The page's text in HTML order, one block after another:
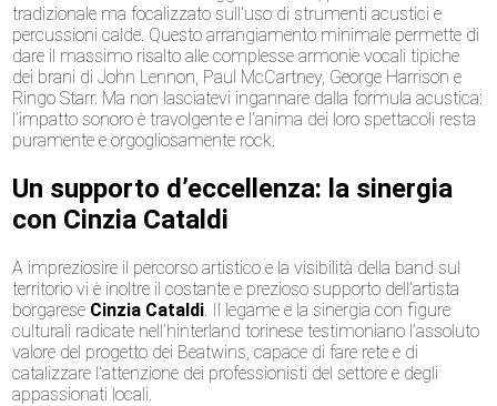
tradizionale ma focalizzato sull’uso di strumenti acustici e
percussioni calde. Questo arrangiamento minimale permette di
dare il massimo risalto alle complesse armonie vocali tipiche
dei brani di John Lennon, Paul McCartney, George Harrison e
Ringo Starr. Ma non lasciatevi ingannare dalla formula acustica:
l’impatto sonoro è travolgente e l’anima dei loro spettacoli resta
puramente e orgogliosamente rock.
Un supporto d’eccellenza: la sinergia
con Cinzia Cataldi
A impreziosire il percorso artistico e la visibilità della band sul
territorio vi è inoltre il costante e prezioso supporto dell’artista
borgarese Cinzia Cataldi. Il legame e la sinergia con figure
culturali radicate nell’hinterland torinese testimoniano l’assoluto
valore del progetto dei Beatwins, capace di fare rete e di
catalizzare l’attenzione dei professionisti del settore e degli
appassionati locali.